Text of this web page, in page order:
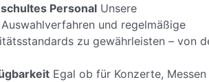
Personal Unsere
und regelmäßige
zu gewährleisten – von
Egal ob für Konzerte, Messen